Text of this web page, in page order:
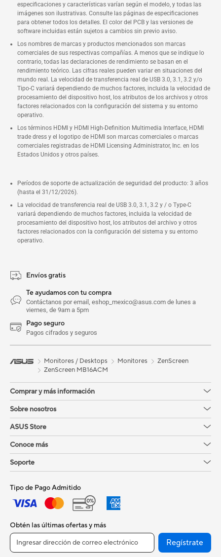
especificaciones y características varían según el modelo, y todas las
imágenes son ilustrativas. Consulte las páginas de especificaciones
para obtener todos los detalles. El color del PCB y las versiones de
software incluidas están sujetos a cambios sin previo aviso.
Los nombres de marcas y productos mencionados son marcas
comerciales de sus respectivas compañías. A menos que se indique lo
contrario, todas las declaraciones de rendimiento se basan en el
rendimiento teórico. Las cifras reales pueden variar en situaciones del
mundo real. La velocidad de transferencia real de USB 3.0, 3.1, 3.2 y/o
Tipo-C variará dependiendo de muchos factores, incluida la velocidad de
procesamiento del dispositivo host, los atributos de los archivos y otros
factores relacionados con la configuración del sistema y su entorno
operativo.
Los términos HDMI y HDMI High-Definition Multimedia Interface, HDMI
trade dress y el logotipo de HDMI son marcas comerciales o marcas
comerciales registradas de HDMI Licensing Administrator, Inc. en los
Estados Unidos y otros países.
Períodos de soporte de actualización de seguridad del producto: 3 años
(hasta el 31/12/2026).
La velocidad de transferencia real de USB 3.0, 3.1, 3.2 y / o Type-C
variará dependiendo de muchos factores, incluida la velocidad de
procesamiento del dispositivo host, los atributos del archivo y otros
factores relacionados con la configuración del sistema y su entorno
operativo.
Envíos gratis
Te ayudamos con tu compra
Contáctanos por email, eshop_mexico@asus.com de lunes a
viernes, de 9am a 5pm
Pago seguro
Pagos cifrados y seguros
Monitores / Desktops Monitores
ZenScreen
ZenScreen MB16ACM
Comprar y más información
Sobre nosotros
ASUS Store
Conoce más
Soporte
Tipo de Pago Admitido
Obtén las últimas ofertas y más
Regístrate